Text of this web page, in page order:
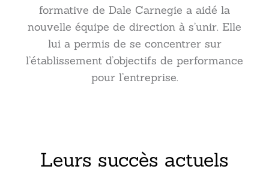
formative de Dale Carnegie a aidé la
nouvelle équipe de direction à s’unir. Elle
lui a permis de se concentrer sur
l’établissement d’objectifs de performance
pour l’entreprise.
Leurs succès actuels